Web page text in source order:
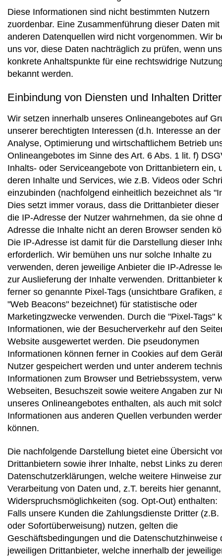
Diese Informationen sind nicht bestimmten Nutzern
zuordenbar. Eine Zusammenführung dieser Daten mit
anderen Datenquellen wird nicht vorgenommen. Wir
uns vor, diese Daten nachträglich zu prüfen, wenn uns
konkrete Anhaltspunkte für eine rechtswidrige
bekannt werden.
Einbindung von Diensten und Inhalten Dritter
Wir setzen innerhalb unseres Onlineangebotes auf
unserer berechtigten Interessen (d.h. Interesse an der
Analyse, Optimierung und wirtschaftlichem Betrieb
Onlineangebotes im Sinne des Art. 6 Abs. 1 lit. f)
Inhalts- oder Serviceangebote von Drittanbietern ein,
deren Inhalte und Services, wie z.B. Videos oder
einzubinden (nachfolgend einheitlich bezeichnet als
Dies setzt immer voraus, dass die Drittanbieter dieser
die IP-Adresse der Nutzer wahrnehmen, da sie ohne
Adresse die Inhalte nicht an deren Browser senden
Die IP-Adresse ist damit für die Darstellung dieser
erforderlich. Wir bemühen uns nur solche Inhalte zu
verwenden, deren jeweilige Anbieter die IP-Adresse
zur Auslieferung der Inhalte verwenden. Drittanbieter
ferner so genannte Pixel-Tags (unsichtbare Grafiken,
"Web Beacons" bezeichnet) für statistische oder
Marketingzwecke verwenden. Durch die "Pixel-Tags"
Informationen, wie der Besucherverkehr auf den
Website ausgewertet werden. Die pseudonymen
Informationen können ferner in Cookies auf dem
Nutzer gespeichert werden und unter anderem
Informationen zum Browser und Betriebssystem,
Webseiten, Besuchszeit sowie weitere Angaben zur
unseres Onlineangebotes enthalten, als auch mit
Informationen aus anderen Quellen verbunden
können.
Die nachfolgende Darstellung bietet eine Übersicht
Drittanbietern sowie ihrer Inhalte, nebst Links zu
Datenschutzerklärungen, welche weitere Hinweise zur
Verarbeitung von Daten und, z.T. bereits hier genannt,
Widerspruchsmöglichkeiten (sog. Opt-Out) enthalten:
Falls unsere Kunden die Zahlungsdienste Dritter (z.B.
oder Sofortüberweisung) nutzen, gelten die
Geschäftsbedingungen und die Datenschutzhinweise
jeweiligen Drittanbieter, welche innerhalb der